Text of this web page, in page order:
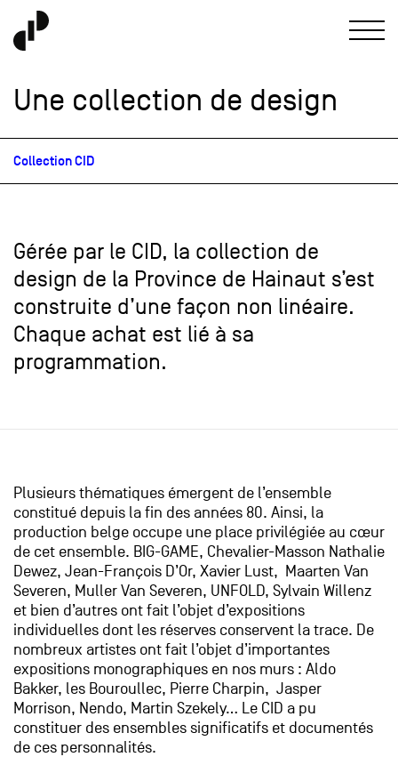
Une collection de design
Collection CID
Gérée par le CID, la collection de
design de la Province de Hainaut s’est
construite d’une façon non linéaire.
Chaque achat est lié à sa
programmation.
Plusieurs thématiques émergent de l’ensemble
constitué depuis la fin des années 80. Ainsi, la
production belge occupe une place privilégiée au cœur
de cet ensemble. BIG-GAME, Chevalier-Masson Nathalie
Dewez, Jean-François D’Or, Xavier Lust, Maarten Van
Severen, Muller Van Severen, UNFOLD, Sylvain Willenz
et bien d’autres ont fait l’objet d’expositions
individuelles dont les réserves conservent la trace. De
nombreux artistes ont fait l’objet d’importantes
expositions monographiques en nos murs : Aldo
Bakker, les Bouroullec, Pierre Charpin, Jasper
Morrison, Nendo, Martin Szekely… Le CID a pu
constituer des ensembles significatifs et documentés
de ces personnalités.